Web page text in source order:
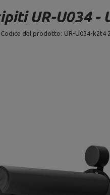
UR-U034 -
Codice del prodotto: UR-U034-k2t4